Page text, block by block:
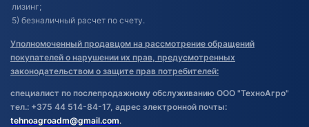
лизинг;
5) безналичный расчет по счету.
Уполномоченный продавцом на рассмотрение обращений
покупателей о нарушении их прав, предусмотренных
законодательством о защите прав потребителей:
специалист по послепродажному обслуживанию ООО "ТехноАгро"
тел.: +375 44 514-84-17, адрес электронной почты:
tehnoagroadm@gmail.com.